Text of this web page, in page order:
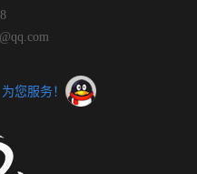
您服务！